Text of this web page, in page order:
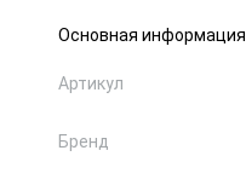
Основная информация
Артикул
Бренд